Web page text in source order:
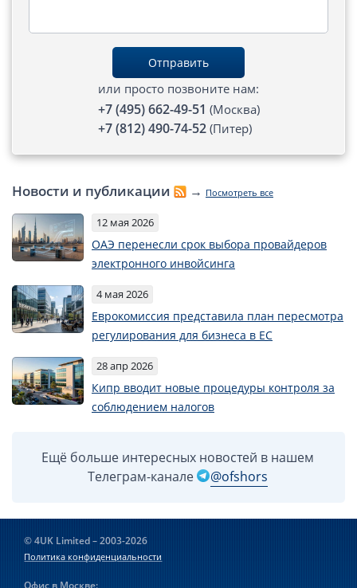
Отправить
или просто позвоните нам:
+7 (495) 662-49-51 (Москва)
+7 (812) 490-74-52 (Питер)
Новости и публикации → Посмотреть все
12 мая 2026
ОАЭ перенесли срок выбора провайдеров
электронного инвойсинга
4 мая 2026
Еврокомиссия представила план пересмотра
регулирования для бизнеса в ЕС
28 апр 2026
Кипр вводит новые процедуры контроля за
соблюдением налогов
Ещё больше интересных новостей в нашем
Телеграм-канале
@ofshors
© 4UK Limited – 2003-2026
Политика конфиденциальности
Офис в Москве: